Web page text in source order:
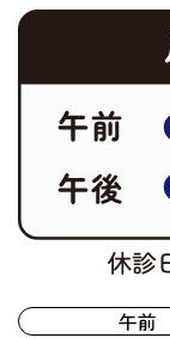
午前